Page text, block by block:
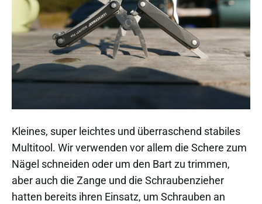
Kleines, super leichtes und überraschend stabiles
Multitool. Wir verwenden vor allem die Schere zum
Nägel schneiden oder um den Bart zu trimmen,
aber auch die Zange und die Schraubenzieher
hatten bereits ihren Einsatz, um Schrauben an